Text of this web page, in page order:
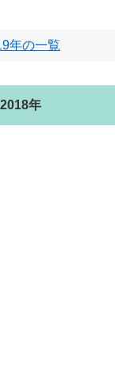
年の一覧
2018年